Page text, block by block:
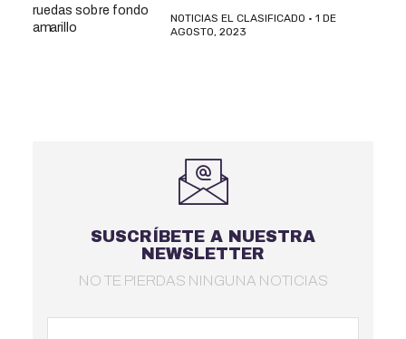
NOTICIAS EL CLASIFICADO
1 DE
AGOSTO, 2023
SUSCRÍBETE A NUESTRA
NEWSLETTER
NO TE PIERDAS NINGUNA NOTICIAS